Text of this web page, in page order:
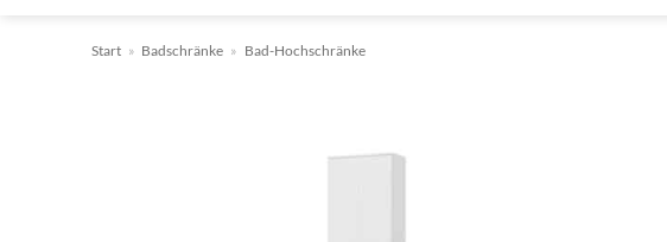
Start » Badschränke » Bad-Hochschränke